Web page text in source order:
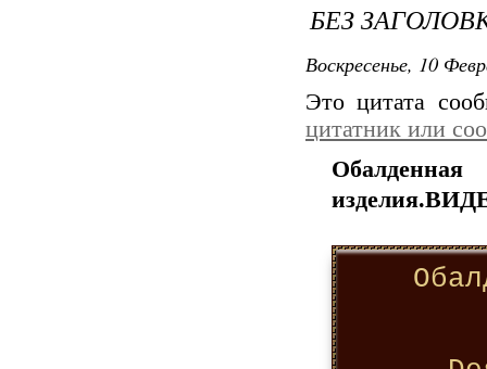
БЕЗ
Воскресенье, 10
Это цитата
цитатник или